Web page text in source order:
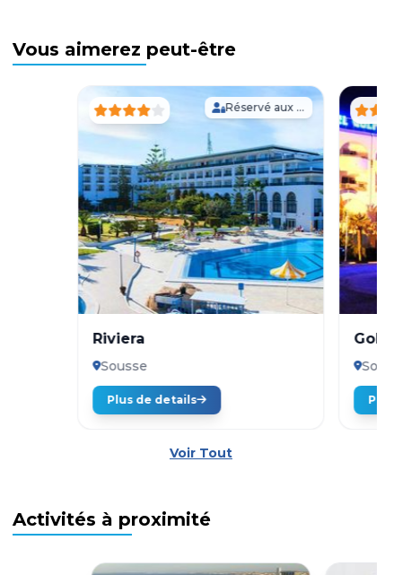
Vous aimerez peut-être
Réservé aux Adultes
Riviera
Sousse
Plus de details
Golf
Plus
Voir Tout
Activités à proximité